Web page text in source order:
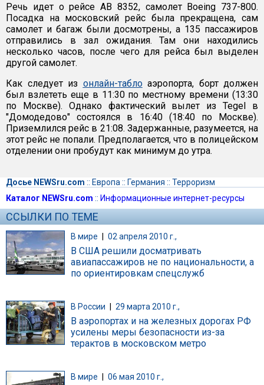
Речь идет о рейсе AB 8352, самолет Boeing 737-800.
Посадка на московский рейс была прекращена, сам
самолет и багаж были досмотрены, а 135 пассажиров
отправились в зал ожидания. Там они находились
несколько часов, после чего для рейса был выделен
другой самолет.
Как следует из онлайн-таблоаэропорта, борт должен
был взлететь еще в 11:30 по местному времени (13:30
по Москве). Однако фактический вылет из Tegel в
"Домодедово" состоялся в 16:40 (18:40 по Москве).
Приземлился рейс в 21:08. Задержанные, разумеется, на
этот рейс не попали. Предполагается, что в полицейском
отделении они пробудут как минимум до утра.
Досье NEWSru.com :: Европа :: Германия :: Терроризм
Каталог NEWSru.com :: Информационные интернет-ресурсы
ССЫЛКИ ПО ТЕМЕ
В мире | 02 апреля 2010 г.,
В США решили досматривать
авиапассажиров не по национальности, а
по ориентировкам спецслужб
В России 29 марта 2010 г.,
В аэропортах и на железных дорогах РФ
усилены меры безопасности из-за
терактов в московском метро
В мире 06 мая 2010 г.,